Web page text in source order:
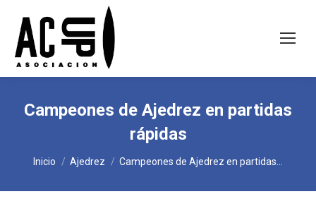
Campeones de Ajedrez en partidas
rápidas
Estás aquí:
Inicio Ajedrez Campeones de Ajedrez en partidas…